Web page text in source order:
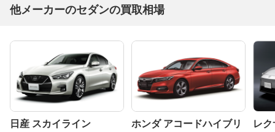
他メーカーのセダンの買取相場
日産 スカイライン
ホンダ アコードハイブリ
レ